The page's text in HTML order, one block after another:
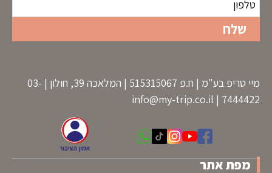
מיי טריפ בע"מ | ח.פ 515315067 | המלאכה 39, חולון | 03-
7444422 |
info@my-trip.co.il
מפת אתר